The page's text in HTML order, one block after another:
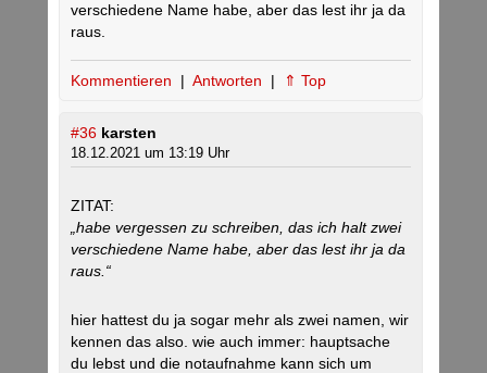
verschiedene Name habe, aber das lest ihr ja da
raus.
Kommentieren | Antworten | ⇑ Top
#36 karsten
18.12.2021 um 13:19 Uhr
ZITAT:
„habe vergessen zu schreiben, das ich halt zwei
verschiedene Name habe, aber das lest ihr ja da
raus.“
hier hattest du ja sogar mehr als zwei namen, wir
kennen das also. wie auch immer: hauptsache
du lebst und die notaufnahme kann sich um